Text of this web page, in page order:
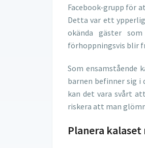
Facebook-grupp för
Detta var ett
okända gäster
förhoppningsvis blir
Som
barnen befinner sig i
kan det vara svårt
riskera att man
Planera